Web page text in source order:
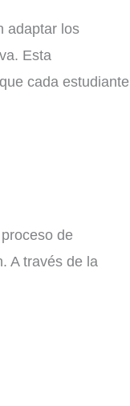
adaptar los
Esta
cada estudiante
de
A través de la